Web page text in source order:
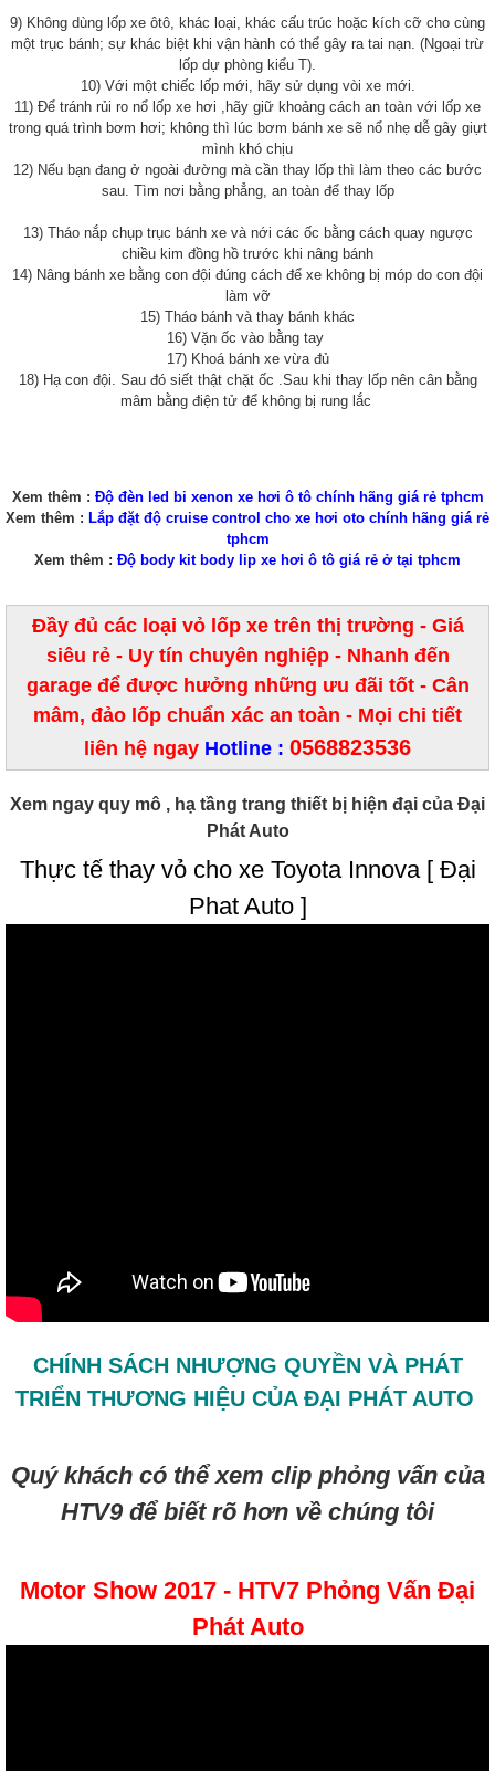
9) Không dùng lốp xe ôtô, khác loại, khác cấu trúc hoặc kích cỡ cho cùng
một trục bánh; sự khác biệt khi vận hành có thể gây ra tai nạn. (Ngoại trừ
lốp dự phòng kiểu T).
10) Với một chiếc lốp mới, hãy sử dụng vòi xe mới.
11) Để tránh rủi ro nổ lốp xe hơi ,hãy giữ khoảng cách an toàn với lốp xe
trong quá trình bơm hơi; không thì lúc bơm bánh xe sẽ nổ nhẹ dễ gây giựt
mình khó chịu
12) Nếu bạn đang ở ngoài đường mà cần thay lốp thì làm theo các bước
sau. Tìm nơi bằng phẳng, an toàn để thay lốp
13) Tháo nắp chụp trục bánh xe và nới các ốc bằng cách quay ngược
chiều kim đồng hồ trước khi nâng bánh
14) Nâng bánh xe bằng con đội đúng cách để xe không bị móp do con đội
làm vỡ
15) Tháo bánh và thay bánh khác
16) Vặn ốc vào bằng tay
17) Khoá bánh xe vừa đủ
18) Hạ con đội. Sau đó siết thật chặt ốc .Sau khi thay lốp nên cân bằng
mâm bằng điện tử để không bị rung lắc
Xem thêm : Độ đèn led bi xenon xe hơi ô tô chính hãng giá rẻ tphcm
Xem thêm : Lắp đặt độ cruise control cho xe hơi oto chính hãng giá rẻ
tphcm
Xem thêm : Độ body kit body lip xe hơi ô tô giá rẻ ở tại tphcm
Đầy đủ các loại vỏ lốp xe trên thị trường - Giá
siêu rẻ - Uy tín chuyên nghiệp - Nhanh đến
garage để được hưởng những ưu đãi tốt - Cân
mâm, đảo lốp chuẩn xác an toàn - Mọi chi tiết
liên hệ ngay Hotline : 0568823536
Xem ngay quy mô , hạ tầng trang thiết bị hiện đại của Đại
Phát Auto
Thực tế thay vỏ cho xe Toyota Innova [ Đại
Phat Auto ]
CHÍNH SÁCH NHƯỢNG QUYỀN VÀ PHÁT
TRIỂN THƯƠNG HIỆU CỦA ĐẠI PHÁT AUTO
Quý khách có thể xem clip phỏng vấn của
HTV9 để biết rõ hơn về chúng tôi
Motor Show 2017 - HTV7 Phỏng Vấn Đại
Phát Auto